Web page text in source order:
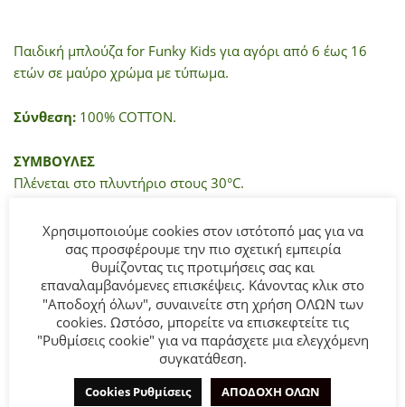
Παιδική μπλούζα for Funky Kids για αγόρι από 6 έως 16
ετών σε μαύρο χρώμα με τύπωμα.
Σύνθεση: 100% COTTON.
ΣΥΜΒΟΥΛΕΣ
Πλένεται στο πλυντήριο στους 30°C.
ΜΠΟΡΕΊ ΕΠΊΣΗΣ ΝΑ ΣΑΣ ΑΡΈΣΕΙ…
- 50% - 50%
Χρησιμοποιούμε cookies στον ιστότοπό μας για να
σας προσφέρουμε την πιο σχετική εμπειρία
θυμίζοντας τις προτιμήσεις σας και
επαναλαμβανόμενες επισκέψεις. Κάνοντας κλικ στο
"Αποδοχή όλων", συναινείτε στη χρήση ΟΛΩΝ των
cookies. Ωστόσο, μπορείτε να επισκεφτείτε τις
"Ρυθμίσεις cookie" για να παράσχετε μια ελεγχόμενη
συγκατάθεση.
Cookies Ρυθμίσεις ΑΠΟΔΟΧΗ ΟΛΩΝ